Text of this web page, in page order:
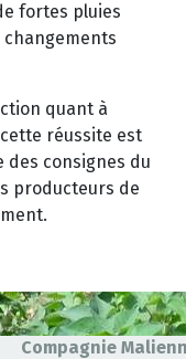
fortes pluies
quant à
réussite est
consignes du
producteurs de
Compagnie